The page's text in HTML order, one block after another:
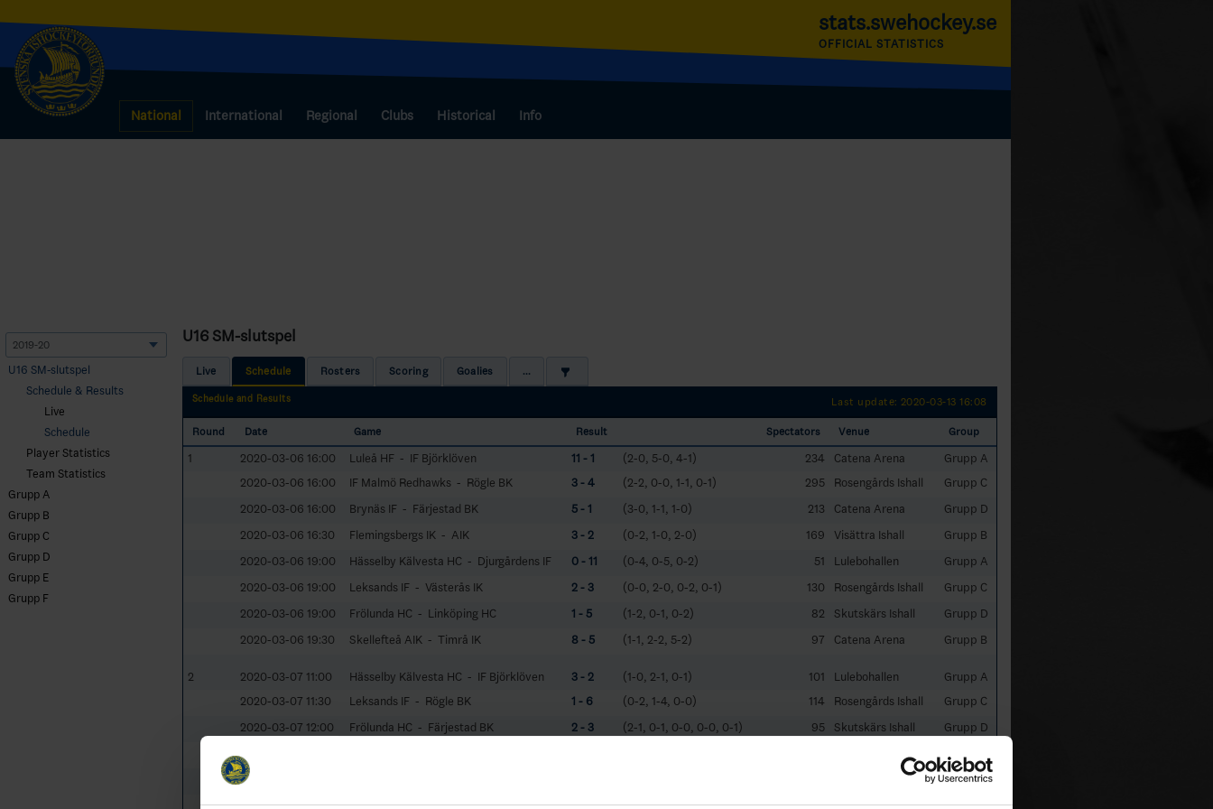
National International Regional Clubs Historical Info
stats.swehockey.se
OFFICIAL STATISTICS
U16 SM-slutspel
Schedule & Results
Live
Schedule
Player Statistics
Team Statistics
Grupp A
Grupp B
Grupp C
Grupp D
Grupp E
Grupp F
U16 SM-slutspel
Live Schedule Rosters Scoring Goalies ...
Schedule and Results Last update: 2020-03-13 16:08
Round Date Game Result Spectators Venue Group
1 2020-03-06 16:00 Luleå HF - IF Björklöven 11 - 1 (2-0, 5-0, 4-1) 234 Catena Arena
Grupp A
2020-03-06 16:00
IF Malmö Redhawks - Rögle BK 3 - 4 (2-2, 0-0, 1-1, 0-1) 295 Rosengårds Ishall
Grupp C
2020-03-06 16:00
Brynäs IF - Färjestad BK 5 - 1 (3-0, 1-1, 1-0) 213 Catena Arena
Grupp D
2020-03-06 16:30
Flemingsbergs IK - AIK 3 - 2 (0-2, 1-0, 2-0) 169 Visättra Ishall
Grupp B
2020-03-06 19:00
Hässelby Kälvesta HC - Djurgårdens IF 0 - 11 (0-4, 0-5, 0-2) 51 Lulebohallen
Grupp A
2020-03-06 19:00
Leksands IF - Västerås IK 2 - 3 (0-0, 2-0, 0-2, 0-1) 130 Rosengårds Ishall
Grupp C
2020-03-06 19:00
Frölunda HC - Linköping HC 1 - 5 (1-2, 0-1, 0-2) 82 Skutskärs Ishall
Grupp D
2020-03-06 19:30
Skellefteå AIK - Timrå IK 8 - 5 (1-1, 2-2, 5-2) 97 Catena Arena Grupp B
2 2020-03-07 11:00 Hässelby Kälvesta HC - IF Björklöven 3 - 2 (1-0, 2-1, 0-1) 101 Lulebohallen
Grupp A
2020-03-07 11:30
Leksands IF - Rögle BK 1 - 6 (0-2, 1-4, 0-0) 114 Rosengårds Ishall
Grupp C
2020-03-07 12:00
Frölunda HC - Färjestad BK 2 - 3 (2-1, 0-1, 0-0, 0-0, 0-1) 95 Skutskärs Ishall
Grupp D
2020-03-07 14:00
2020-03-07 14:00
Catena Arena
Grupp B
2020-03-07 14:30
IF Malmö Redhawks - Västerås IK 5 - 6 (0-3, 4-1, 1-1, 0-1) 156 Rosengårds Ishall
Grupp C